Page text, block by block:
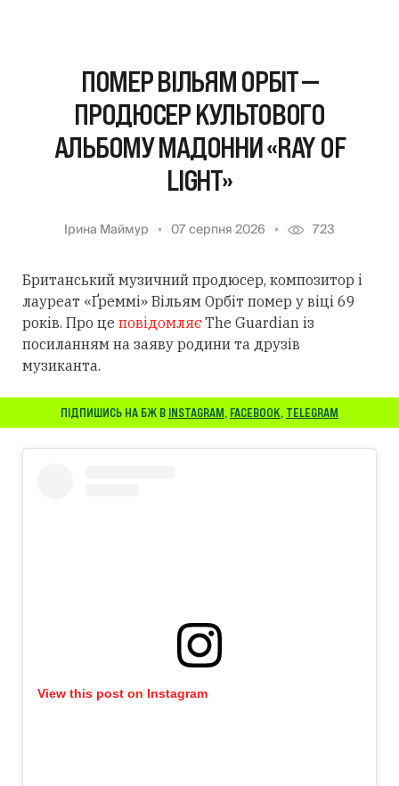
ПОМЕР ВІЛЬЯМ ОРБІТ —
ПРОДЮСЕР КУЛЬТОВОГО
АЛЬБОМУ МАДОННИ «RAY OF
LIGHT»
Ірина Маймур 07 серпня 2026 723
Британський музичний продюсер, композитор і
лауреат «Ґреммі» Вільям Орбіт помер у віці 69
років. Про це повідомляєThe Guardian із
посиланням на заяву родини та друзів
музиканта.
ПІДПИШИСЬ НА БЖ В INSTAGRAM, FACEBOOK, TELEGRAM
View this post on Instagram